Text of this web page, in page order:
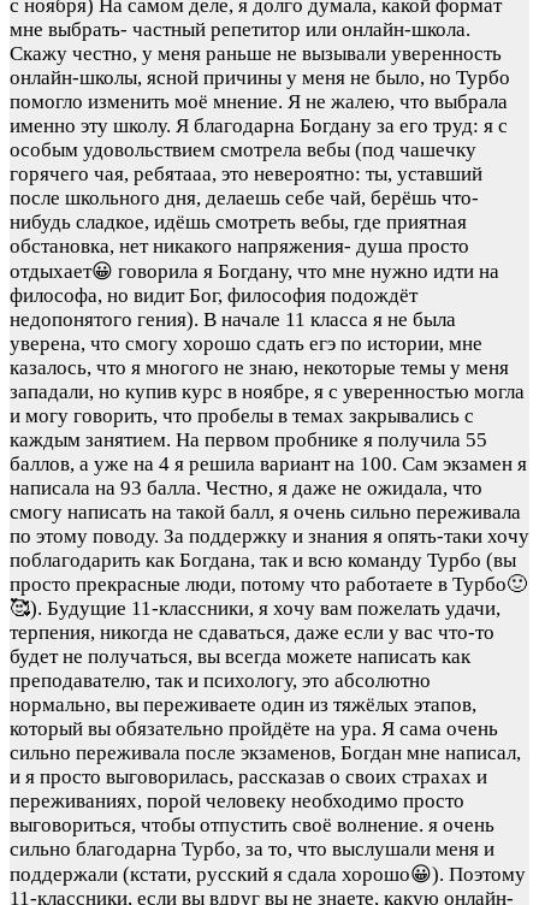
с ноября) На самом деле, я долго думала, какой формат
мне выбрать- частный репетитор или онлайн-школа.
Скажу честно, у меня раньше не вызывали уверенность
онлайн-школы, ясной причины у меня не было, но Турбо
помогло изменить моё мнение. Я не жалею, что выбрала
именно эту школу. Я благодарна Богдану за его труд: я с
особым удовольствием смотрела вебы (под чашечку
горячего чая, ребятааа, это невероятно: ты, уставший
после школьного дня, делаешь себе чай, берёшь что-
нибудь сладкое, идёшь смотреть вебы, где приятная
обстановка, нет никакого напряжения- душа просто
отдыхает😀 говорила я Богдану, что мне нужно идти на
философа, но видит Бог, философия подождёт
недопонятого гения). В начале 11 класса я не была
уверена, что смогу хорошо сдать егэ по истории, мне
казалось, что я многого не знаю, некоторые темы у меня
западали, но купив курс в ноябре, я с уверенностью могла
и могу говорить, что пробелы в темах закрывались с
каждым занятием. На первом пробнике я получила 55
баллов, а уже на 4 я решила вариант на 100. Сам экзамен я
написала на 93 балла. Честно, я даже не ожидала, что
смогу написать на такой балл, я очень сильно переживала
по этому поводу. За поддержку и знания я опять-таки хочу
поблагодарить как Богдана, так и всю команду Турбо (вы
просто прекрасные люди, потому что работаете в Турбо🙂
🥰). Будущие 11-классники, я хочу вам пожелать удачи,
терпения, никогда не сдаваться, даже если у вас что-то
будет не получаться, вы всегда можете написать как
преподавателю, так и психологу, это абсолютно
нормально, вы переживаете один из тяжёлых этапов,
который вы обязательно пройдёте на ура. Я сама очень
сильно переживала после экзаменов, Богдан мне написал,
и я просто выговорилась, рассказав о своих страхах и
переживаниях, порой человеку необходимо просто
выговориться, чтобы отпустить своё волнение. я очень
сильно благодарна Турбо, за то, что выслушали меня и
поддержали (кстати, русский я сдала хорошо😀). Поэтому
11-классники, если вы вдруг вы не знаете, какую онлайн-